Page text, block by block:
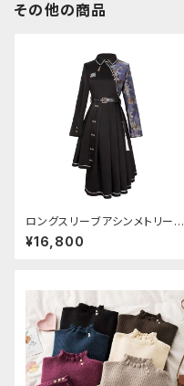
その他の商品
ロングスリーブアシンメトリーチ
ャイナドレス
¥16,800